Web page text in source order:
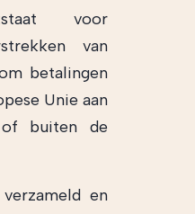
voor
van
betalingen
Unie aan
of buiten de
en